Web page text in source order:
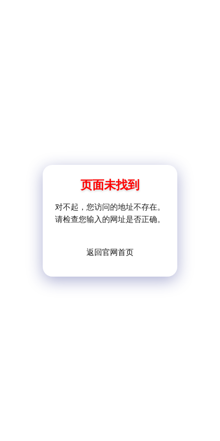
页面未找到
对不起，您访问的地址不存在。
请检查您输入的网址是否正确。
返回官网首页